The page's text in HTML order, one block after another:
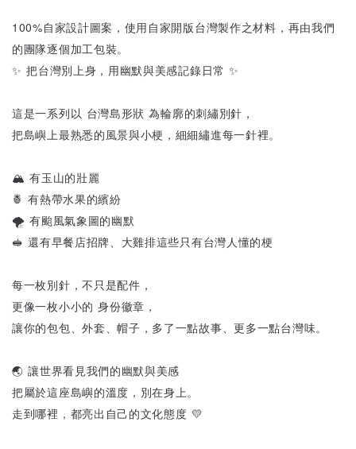
100%自家設計圖案，使用自家開版台灣製作之材料，再由我們
的團隊逐個加工包裝。
✨ 把台灣別上身，用幽默與美感記錄日常 ✨
這是一系列以 台灣島形狀 為輪廓的刺繡別針，
把島嶼上最熟悉的風景與小梗，細細繡進每一針裡。
🏔️ 有玉山的壯麗
🍍 有熱帶水果的繽紛
🌪️ 有颱風氣象圖的幽默
🥪 還有早餐店招牌、大雞排這些只有台灣人懂的梗
每一枚別針，不只是配件，
更像一枚小小的 身份徽章，
讓你的包包、外套、帽子，多了一點故事、更多一點台灣味。
🌏 讓世界看見我們的幽默與美感
把屬於這座島嶼的溫度，別在身上。
走到哪裡，都亮出自己的文化態度 💛